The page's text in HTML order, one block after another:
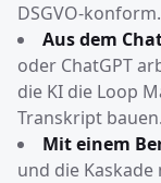
DSGVO-konform.
Aus dem
oder ChatGPT
die KI die Loop
Transkript bauen.
Mit einem
und die